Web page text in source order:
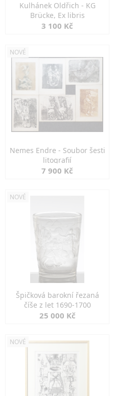
Kulhánek Oldřich - KG
Brücke, Ex libris
3 100 Kč
NOVÉ
Nemes Endre - Soubor šesti
litografií
7 900 Kč
NOVÉ
Špičková barokní řezaná
číše z let 1690-1700
25 000 Kč
NOVÉ